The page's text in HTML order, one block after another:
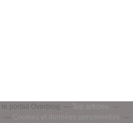
le portail Overblog
Top articles
Cookies et données personnelles